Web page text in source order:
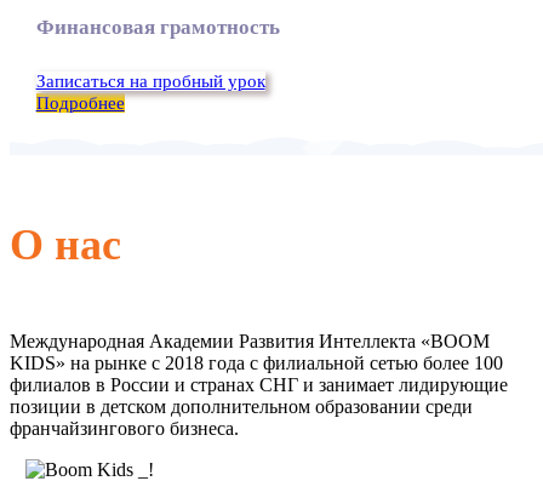
Финансовая грамотность
Записаться на пробный урок
Подробнее
О нас
Международная Академии Развития Интеллекта «BOOM
KIDS» на рынке с 2018 года с филиальной сетью более 100
филиалов в России и странах СНГ и занимает лидирующие
позиции в детском дополнительном образовании среди
франчайзингового бизнеса.